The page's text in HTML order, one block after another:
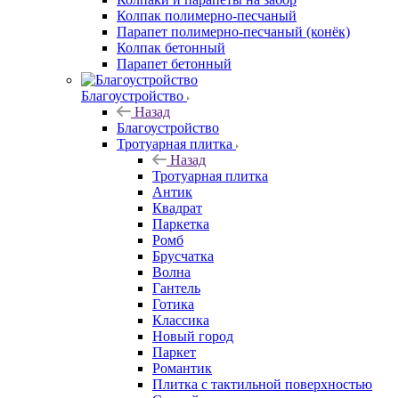
Колпак полимерно-песчаный
Парапет полимерно-песчаный (конёк)
Колпак бетонный
Парапет бетонный
Благоустройство
Назад
Благоустройство
Тротуарная плитка
Назад
Тротуарная плитка
Антик
Квадрат
Паркетка
Ромб
Брусчатка
Волна
Гантель
Готика
Классика
Новый город
Паркет
Романтик
Плитка с тактильной поверхностью